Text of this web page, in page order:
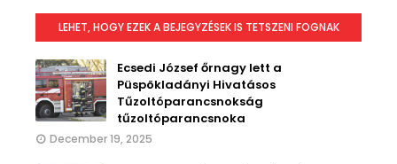
LEHET, HOGY EZEK A BEJEGYZÉSEK IS TETSZENI FOGNAK
Ecsedi József őrnagy lett a
Püspökladányi Hivatásos
Tűzoltóparancsnokság
tűzoltóparancsnoka
December 19, 2025